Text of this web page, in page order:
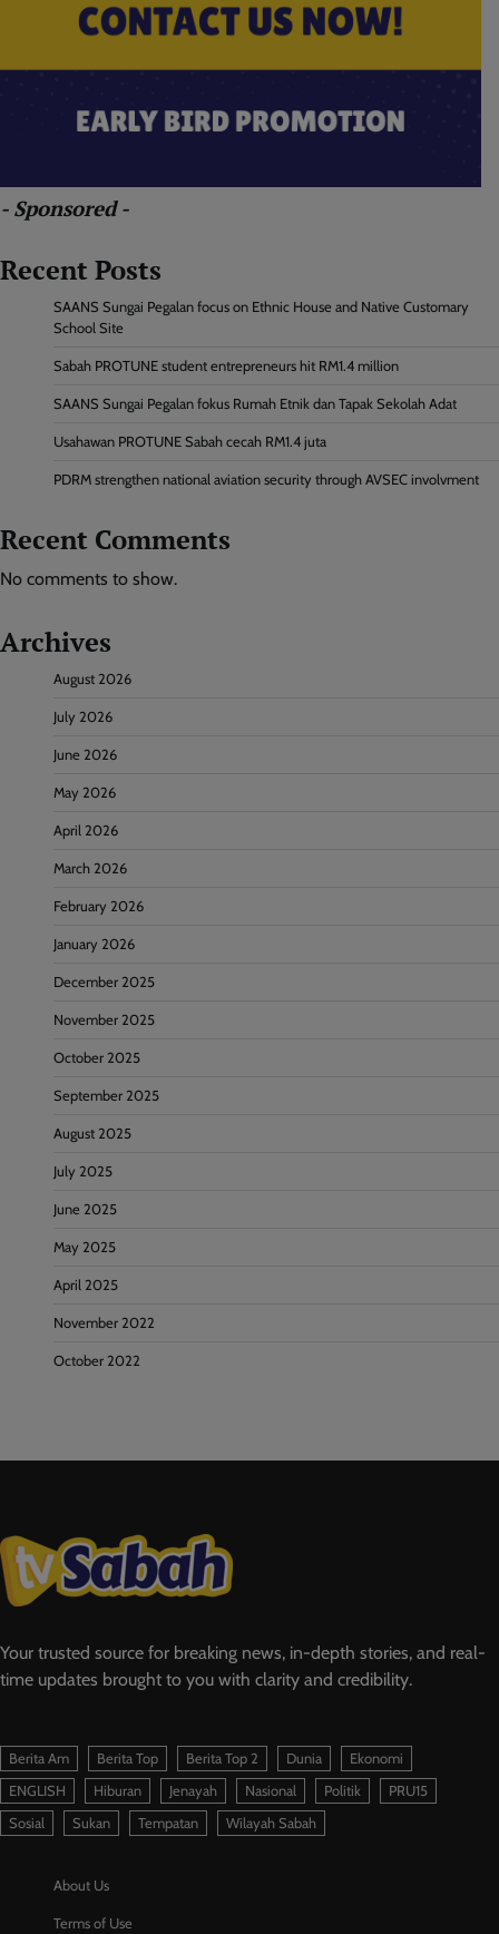
- Sponsored -
Recent Posts
SAANS Sungai Pegalan focus on Ethnic House and Native Customary
School Site
Sabah PROTUNE student entrepreneurs hit RM1.4 million
SAANS Sungai Pegalan fokus Rumah Etnik dan Tapak Sekolah Adat
Usahawan PROTUNE Sabah cecah RM1.4 juta
PDRM strengthen national aviation security through AVSEC involvment
Recent Comments
No comments to show.
Archives
August 2026
July 2026
June 2026
May 2026
April 2026
March 2026
February 2026
January 2026
December 2025
November 2025
October 2025
September 2025
August 2025
July 2025
June 2025
May 2025
April 2025
November 2022
October 2022
Your trusted source for breaking news, in-depth stories, and real-
time updates brought to you with clarity and credibility.
Berita Am Berita Top Berita Top 2 Dunia
Ekonomi
ENGLISH
Hiburan Jenayah Nasional Politik
PRU15
Sosial
Sukan Tempatan Wilayah Sabah
About Us
Terms of Use